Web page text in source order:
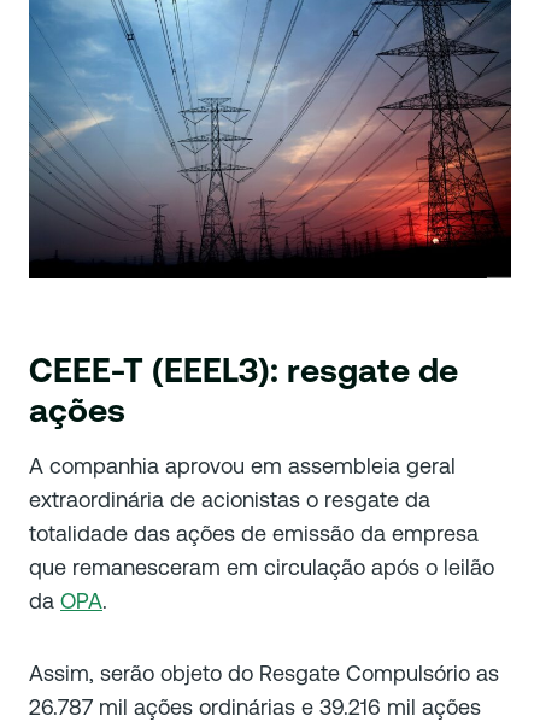
CEEE-T (EEEL3): resgate de
ações
A companhia aprovou em assembleia geral
extraordinária de acionistas o resgate da
totalidade das ações de emissão da empresa
que remanesceram em circulação após o leilão
da OPA.
Assim, serão objeto do Resgate Compulsório as
26.787 mil ações ordinárias e 39.216 mil ações